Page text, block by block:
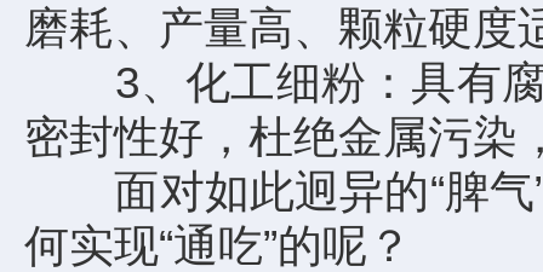
磨耗、产量高、颗粒硬度
3、化工细粉：具有腐
密封性好，杜绝金属污染
面对如此迥异的“脾气”
何实现“通吃”的呢？